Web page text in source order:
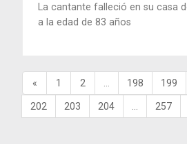
La cantante falleció en su casa
a la edad de 83 años
« 1 2 198 199
202 203 204 257